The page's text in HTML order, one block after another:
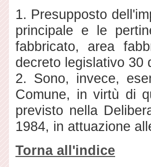
1. Presupposto
principale e le
fabbricato, area
decreto legislativo 30
2. Sono, invece,
Comune, in virtù di
previsto nella
1984, in attuazione
Torna all'indice